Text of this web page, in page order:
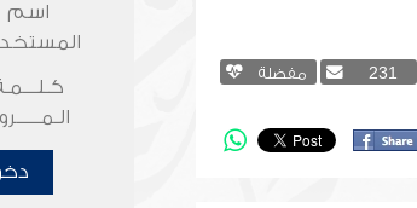
231 مفضلة
اسم